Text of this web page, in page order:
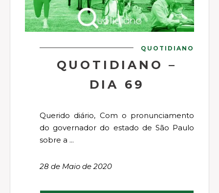
QUOTIDIANO
QUOTIDIANO –
DIA 69
Querido diário, Com o pronunciamento
do governador do estado de São Paulo
sobre a ...
28 de Maio de 2020